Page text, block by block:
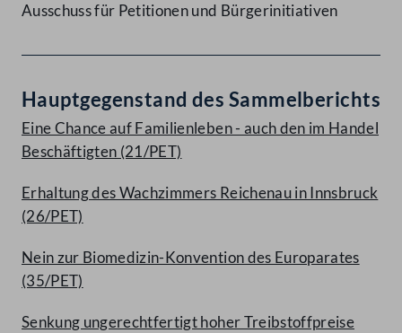
Ausschuss für Petitionen und Bürgerinitiativen
Hauptgegenstand des Sammelberichts
Eine Chance auf Familienleben - auch den im Handel
Beschäftigten (21/PET)
Erhaltung des Wachzimmers Reichenau in Innsbruck
(26/PET)
Nein zur Biomedizin-Konvention des Europarates
(35/PET)
Senkung ungerechtfertigt hoher Treibstoffpreise